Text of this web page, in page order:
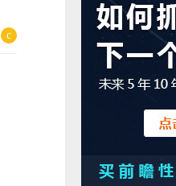
c